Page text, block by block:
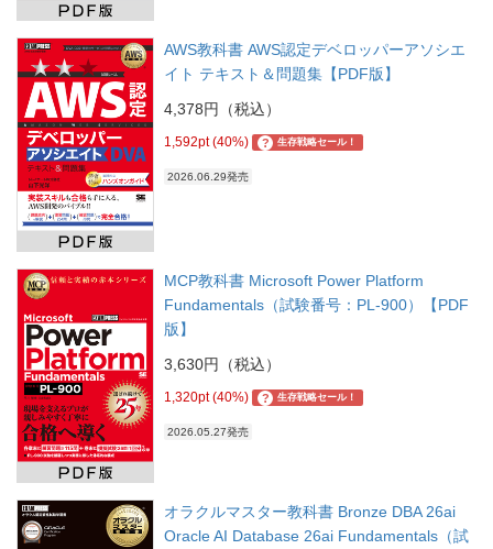
AWS教科書 AWS認定デベロッパーアソシエ
イト テキスト＆問題集【PDF版】
4,378円（税込）
1,592pt (40%) ? 生存戦略セール！
2026.06.29発売
MCP教科書 Microsoft Power Platform
Fundamentals（試験番号：PL-900）【PDF
版】
3,630円（税込）
1,320pt (40%) ? 生存戦略セール！
2026.05.27発売
オラクルマスター教科書 Bronze DBA 26ai
Oracle AI Database 26ai Fundamentals（試